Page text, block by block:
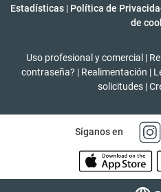
Estadísticas | Política de
de
Uso profesional y comercial |
contraseña? | Realimentación |
solicitudes |
Síganos en